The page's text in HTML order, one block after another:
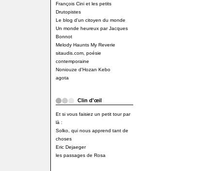
François Cini et les petits
Drutopistes
Le blog d'un citoyen du monde
Un monde heureux par Jacques
Bonnot
Melody Haunts My Reverie
sitaudis.com, poésie
contemporaine
Noniouze d'Hozan Kebo
agota
Clin d'œil
Et si vous faisiez un petit tour par
là :
Solko, qui nous apprend tant de
choses
Eric Dejaeger
les passages de Rosa